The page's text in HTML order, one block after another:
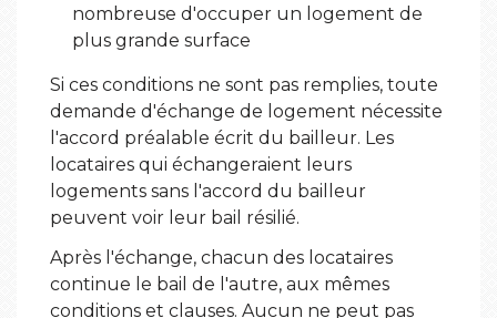
nombreuse d'occuper un logement de
plus grande surface
Si ces conditions ne sont pas remplies, toute
demande d'échange de logement nécessite
l'accord préalable écrit du bailleur. Les
locataires qui échangeraient leurs
logements sans l'accord du bailleur
peuvent voir leur bail résilié.
Après l'échange, chacun des locataires
continue le bail de l'autre, aux mêmes
conditions et clauses. Aucun ne peut pas